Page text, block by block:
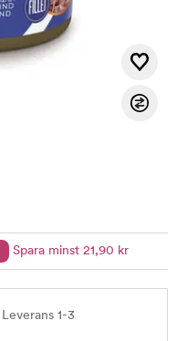
Spara minst 21,90 kr
1-3